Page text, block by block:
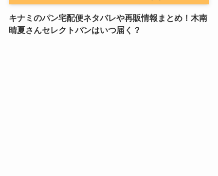
キナミのパン宅配便ネタバレや再販情報まとめ！木南
晴夏さんセレクトパンはいつ届く？